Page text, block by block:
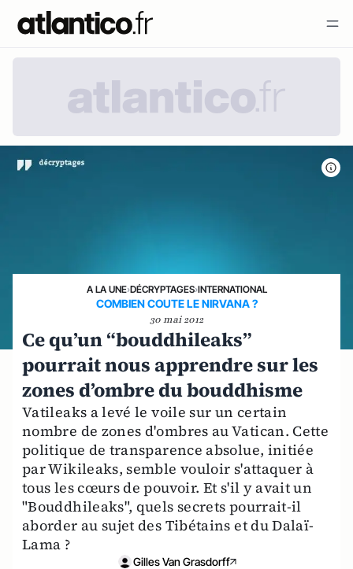
A LA UNE›DÉCRYPTAGES›INTERNATIONAL
COMBIEN COUTE LE NIRVANA ?
30 mai 2012
Ce qu’un “bouddhileaks”
pourrait nous apprendre sur les
zones d’ombre du bouddhisme
Vatileaks a levé le voile sur un certain
nombre de zones d'ombres au Vatican. Cette
politique de transparence absolue, initiée
par Wikileaks, semble vouloir s'attaquer à
tous les cœurs de pouvoir. Et s'il y avait un
"Bouddhileaks", quels secrets pourrait-il
aborder au sujet des Tibétains et du Dalaï-
Lama ?
Gilles Van Grasdorff